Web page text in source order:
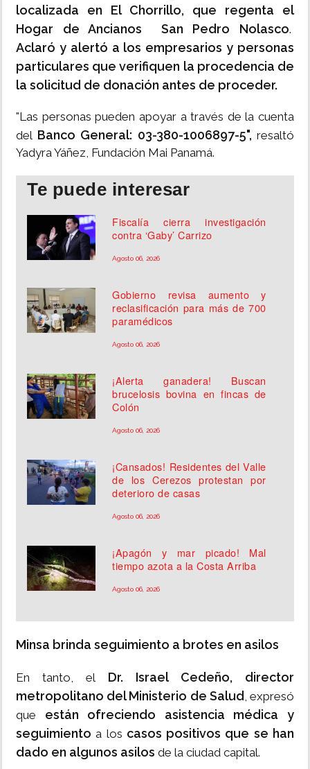
localizada en El Chorrillo, que regenta el
Hogar de Ancianos San Pedro Nolasco.
Aclaró y alertó a los empresarios y personas
particulares que verifiquen la procedencia de
la solicitud de donación antes de proceder.
"Las personas pueden apoyar a través de la cuenta
del Banco General: 03-380-1006897-5", resaltó
Yadyra Yáñez, Fundación Mai Panamá.
Te puede interesar
Fiscalía cierra investigación
contra ‘Gaby’ Carrizo
Agosto 06, 2026
Gobierno revisa aumento y
reclasificación para más de 700
paramédicos
Agosto 06, 2026
¡Alerta ganadera! Buscan
brucelosis bovina en fincas de
Colón
Agosto 06, 2026
¡Cansados! Residentes del Valle
de los Cerezos protestan por
deterioro de casas
Agosto 06, 2026
¡Apagón y mar picado! Mal
tiempo azota a la Costa Arriba
Agosto 06, 2026
Minsa brinda seguimiento a brotes en asilos
En tanto, el Dr. Israel Cedeño, director
metropolitano del Ministerio de Salud , expresó
que están ofreciendo asistencia médica y
seguimientoa los casos positivos que se han
dado en algunos asilos de la ciudad capital.